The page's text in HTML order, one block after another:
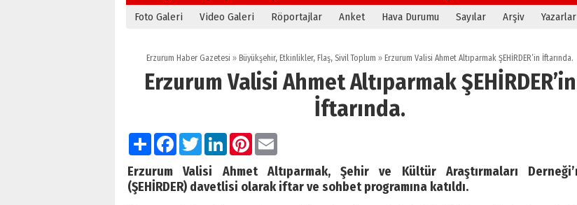
Foto Galeri Video Galeri Röportajlar Anket Hava Durumu Sayılar Arşiv Yazarlar
Erzurum Haber Gazetesi » Büyükşehir, Etkinlikler, Flaş, Sivil Toplum » Erzurum Valisi Ahmet Altıparmak ŞEHİRDER’in İftarında.
Erzurum Valisi Ahmet Altıparmak ŞEHİRDER’in
İftarında.
PaylaşFacebook
TwitterLinkedInPinterest
Erzurum Valisi Ahmet Altıparmak, Şehir ve Kültür Araştırmaları
(ŞEHİRDER) davetlisi olarak iftar ve sohbet programına katıldı.